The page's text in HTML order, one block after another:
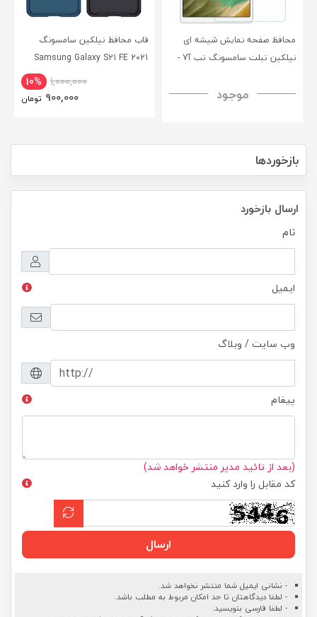
محافظ صفحه نمایش شیشه ای
نیلکین تبلت سامسونگ تب آ7 -
H+ Anti-explosion Tempered
موجود
قاب محافظ نیلکین سامسونگ
Samsung Galaxy S21 FE 2021
10% 1,000,000
900,000 تومان
بازخوردها
ارسال بازخورد
نام
ایمیل
وب سایت / وبلاگ
پیغام
(بعد از تائید مدیر منتشر خواهد شد)
کد مقابل را وارد کنید
ارسال
- نشانی ایمیل شما منتشر نخواهد شد.
- لطفا دیدگاهتان تا حد امکان مربوط به مطلب باشد.
- لطفا فارسی بنویسید.